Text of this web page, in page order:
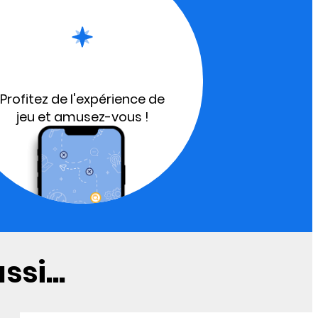
Profitez de l'expérience de
jeu et amusez-vous !